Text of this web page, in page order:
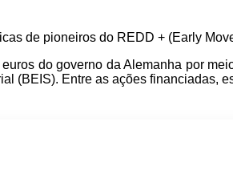
de pioneiros do REDD + (Early
do governo da Alemanha por
(BEIS). Entre as ações financiadas,